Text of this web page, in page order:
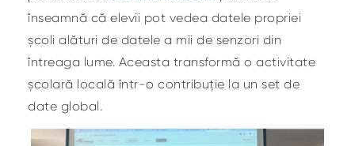
înseamnă că elevii pot vedea datele propriei
școli alături de datele a mii de senzori din
întreaga lume. Aceasta transformă o activitate
școlară locală într-o contribuție la un set de
date global.